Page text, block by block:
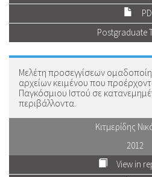
Postgraduate
Μελέτη προσεγγίσεων
αρχείων κειμένου που
Παγκόσμιου Ιστού σε
περιβάλλοντα.
Κιτμερίδης
2012
View in